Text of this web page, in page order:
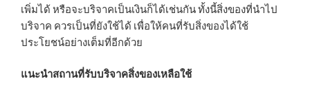
เพิ่มได้ หรือจะบริจาคเป็นเงินก็ได้เช่นกัน ทั้งนี้สิ่งของที่นำไป
บริจาค ควรเป็นที่ยังใช้ได้ เพื่อให้คนที่รับสิ่งของได้ใช้
ประโยชน์อย่างเต็มที่อีกด้วย
แนะนำสถานที่รับบริจาคสิ่งของเหลือใช้